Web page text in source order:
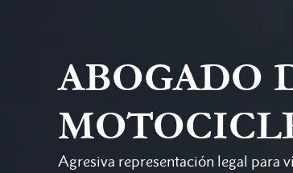
ABOGADO
Agresiva representación legal para